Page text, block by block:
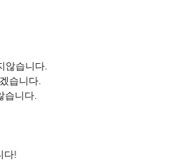
않습니다.
습니다.
습니다.
다!